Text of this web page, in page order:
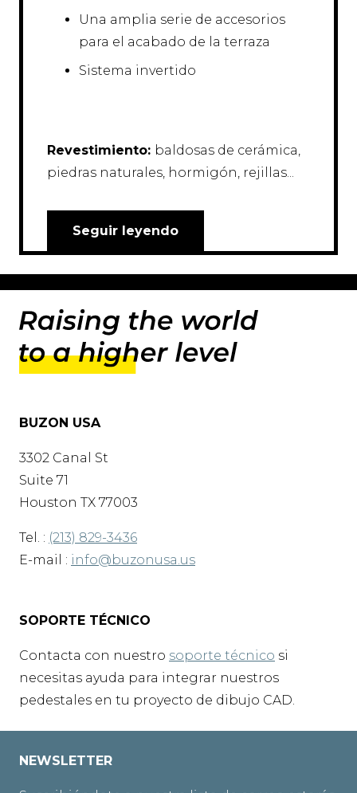
Una amplia serie de accesorios
para el acabado de la terraza
Sistema invertido
Revestimiento: baldosas de cerámica,
piedras naturales, hormigón, rejillas...
Seguir leyendo
BUZON USA
3302 Canal St
Suite 71
Houston TX 77003
Tel. : (213) 829-3436
E-mail : info@buzonusa.us
SOPORTE TÉCNICO
Contacta con nuestro soporte técnico si
necesitas ayuda para integrar nuestros
pedestales en tu proyecto de dibujo CAD.
NEWSLETTER